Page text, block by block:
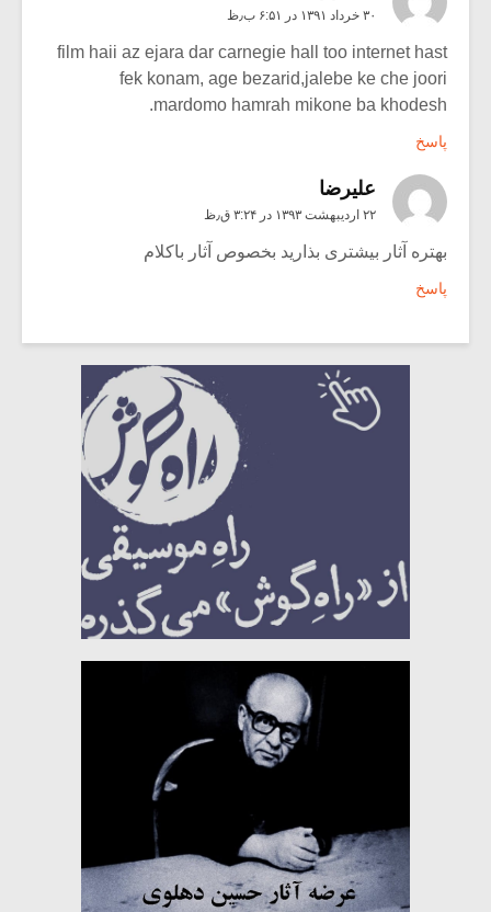
۳۰ خرداد ۱۳۹۱ در ۶:۵۱ ب٫ظ
film haii az ejara dar carnegie hall too internet hast
fek konam, age bezarid,jalebe ke che joori
mardomo hamrah mikone ba khodesh.
پاسخ
علیرضا
۲۲ اردیبهشت ۱۳۹۳ در ۳:۲۴ ق٫ظ
بهتره آثار بیشتری بذارید بخصوص آثار باکلام
پاسخ